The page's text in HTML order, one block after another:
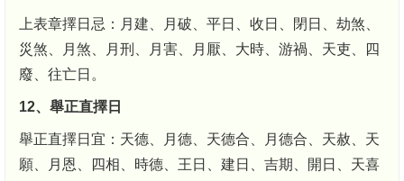
上表章擇日忌：月建、月破、平日、收日、閉日、劫煞、
災煞、月煞、月刑、月害、月厭、大時、游禍、天吏、四
廢、往亡日。
12、舉正直擇日
舉正直擇日宜：天德、月德、天德合、月德合、天赦、天
願、月恩、四相、時德、王日、建日、吉期、開日、天喜